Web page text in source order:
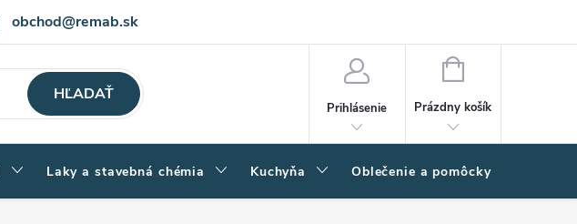
obchod@remab.sk
Ako nakupovať
HĽADAŤ
Prihlásenie
NÁKUPNÝ
Prázdny košík
Laky a stavebná chémia Kuchyňa Oblečenie a pomôcky